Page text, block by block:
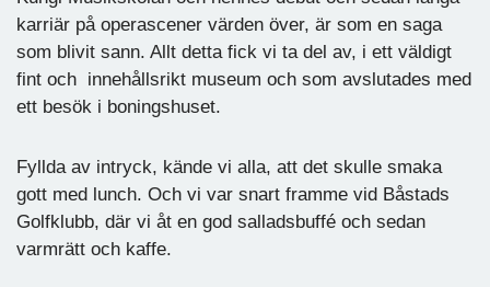
karriär på operascener värden över, är som en saga
som blivit sann. Allt detta fick vi ta del av, i ett väldigt
fint och innehållsrikt museum och som avslutades med
ett besök i boningshuset.
Fyllda av intryck, kände vi alla, att det skulle smaka
gott med lunch. Och vi var snart framme vid Båstads
Golfklubb, där vi åt en god salladsbuffé och sedan
varmrätt och kaffe.